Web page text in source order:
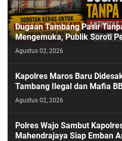
Dugaan Tambang Pasir
Mengemuka, Publik Soroti
Agustus 02, 2026
Kapolres Maros Baru
Tambang Ilegal dan Mafia
Agustus 02, 2026
Polres Wajo Sambut
Mahendrajaya Siap Emban